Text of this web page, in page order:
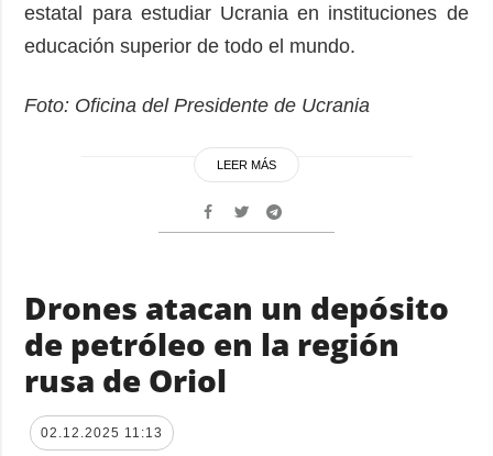
estatal para estudiar Ucrania en instituciones de
educación superior de todo el mundo.
Foto: Oficina del Presidente de Ucrania
LEER MÁS
Drones atacan un depósito
de petróleo en la región
rusa de Oriol
02.12.2025 11:13